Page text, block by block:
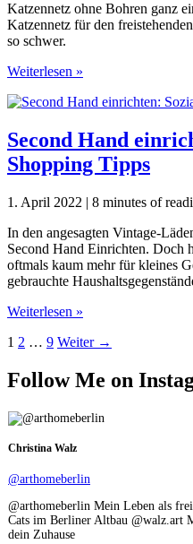
Katzennetz ohne Bohren ganz
Katzennetz für den
so schwer.
Katzennetz
Bohren
anbringen:
Schnell
gemacht!
Weiterlesen »
Second Hand
Shopping Tipps
1. April 2022 | 8 minutes of
In den angesagten Vintage-
Second Hand Einrichten. Doch
oftmals kaum mehr für kleines
gebrauchte
Second
einrichten:
super
Shopping
Weiterlesen »
1 2 … 9 Weiter →
Follow Me on
Christina Walz
@arthomeberlin
@arthomeberlin Mein Leben als
Cats im Berliner Altbau @walz.art
dein Zuhause